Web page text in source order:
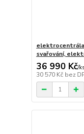
elektrocentrála
svařování,
36 990 Kč/ks
30 570 Kč bez